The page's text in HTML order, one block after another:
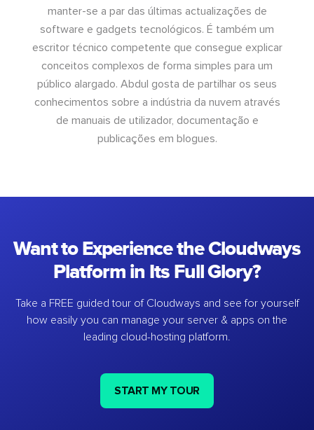
manter-se a par das últimas actualizações de
software e gadgets tecnológicos. É também um
escritor técnico competente que consegue explicar
conceitos complexos de forma simples para um
público alargado. Abdul gosta de partilhar os seus
conhecimentos sobre a indústria da nuvem através
de manuais de utilizador, documentação e
publicações em blogues.
Want to Experience the Cloudways
Platform in Its Full Glory?
Take a FREE guided tour of Cloudways and see for yourself
how easily you can manage your server & apps on the
leading cloud-hosting platform.
START MY TOUR